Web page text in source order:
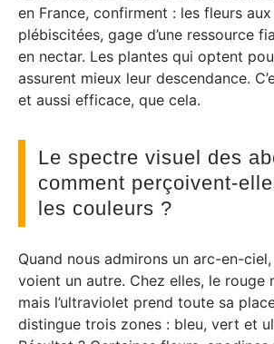
en France, confirment : les fleurs
plébiscitées, gage d’une ressource
en nectar. Les plantes qui optent
assurent mieux leur descendance.
et aussi efficace, que cela.
Le spectre visuel des
comment perçoivent-
les couleurs ?
Quand nous admirons un arc-en-
voient un autre. Chez elles, le rouge
mais l’ultraviolet prend toute sa
distingue trois zones : bleu, vert et